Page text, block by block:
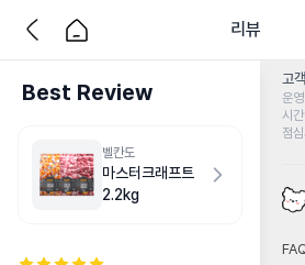
리뷰
Best Review
벨칸도
마스터크래프트
2.2kg
고
운영
시간
점